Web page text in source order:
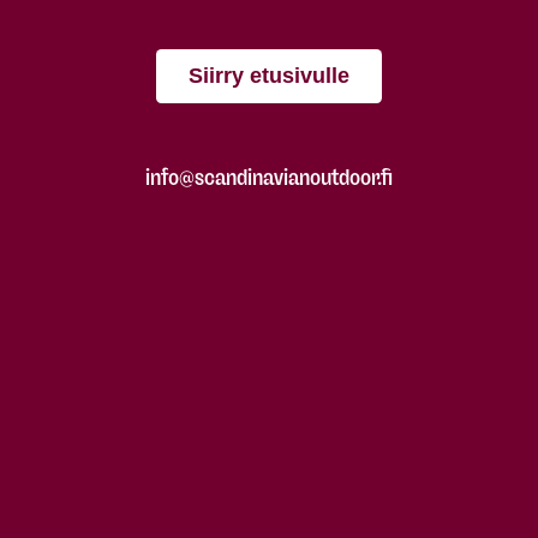
Siirry etusivulle
info@scandinavianoutdoor.fi